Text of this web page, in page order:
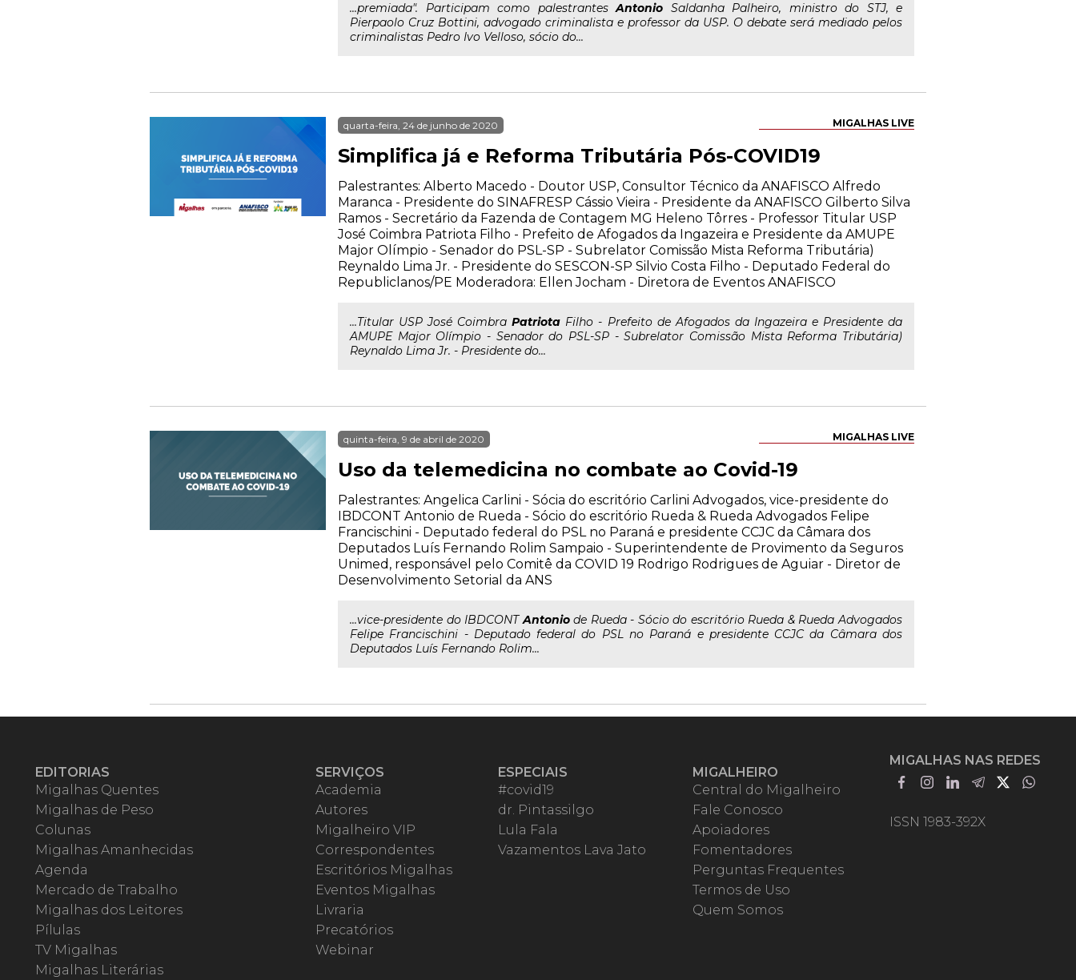
...premiada". Participam como palestrantesAntonio Saldanha Palheiro, ministro do STJ, e
Pierpaolo Cruz Bottini, advogado criminalista e professor da USP. O debate será mediado pelos
criminalistas Pedro Ivo Velloso, sócio do...
MIGALHAS LIVE
quarta-feira, 24 de junho de 2020
Simplifica já e Reforma Tributária Pós-COVID19
Palestrantes: Alberto Macedo - Doutor USP, Consultor Técnico da ANAFISCO Alfredo
Maranca - Presidente do SINAFRESP Cássio Vieira - Presidente da ANAFISCO Gilberto Silva
Ramos - Secretário da Fazenda de Contagem MG Heleno Tôrres - Professor Titular USP
José Coimbra Patriota Filho - Prefeito de Afogados da Ingazeira e Presidente da AMUPE
Major Olímpio - Senador do PSL-SP - Subrelator Comissão Mista Reforma Tributária)
Reynaldo Lima Jr. - Presidente do SESCON-SP Silvio Costa Filho - Deputado Federal do
Republiclanos/PE Moderadora: Ellen Jocham - Diretora de Eventos ANAFISCO
...Titular USP José CoimbraPatriota Filho - Prefeito de Afogados da Ingazeira e Presidente da
AMUPE Major Olímpio - Senador do PSL-SP - Subrelator Comissão Mista Reforma Tributária)
Reynaldo Lima Jr. - Presidente do...
MIGALHAS LIVE
quinta-feira, 9 de abril de 2020
Uso da telemedicina no combate ao Covid-19
Palestrantes: Angelica Carlini - Sócia do escritório Carlini Advogados, vice-presidente do
IBDCONT Antonio de Rueda - Sócio do escritório Rueda & Rueda Advogados Felipe
Francischini - Deputado federal do PSL no Paraná e presidente CCJC da Câmara dos
Deputados Luís Fernando Rolim Sampaio - Superintendente de Provimento da Seguros
Unimed, responsável pelo Comitê da COVID 19 Rodrigo Rodrigues de Aguiar - Diretor de
Desenvolvimento Setorial da ANS
...vice-presidente do IBDCONTAntoniode Rueda - Sócio do escritório Rueda & Rueda Advogados
Felipe Francischini - Deputado federal do PSL no Paraná e presidente CCJC da Câmara dos
Deputados Luís Fernando Rolim...
EDITORIAS
Migalhas Quentes
Migalhas de Peso
Colunas
Migalhas Amanhecidas
Agenda
Mercado de Trabalho
Migalhas dos Leitores
Pílulas
TV Migalhas
Migalhas Literárias
SERVIÇOS
Academia
Autores
Migalheiro VIP
Correspondentes
Escritórios Migalhas
Eventos Migalhas
Livraria
Precatórios
Webinar
ESPECIAIS
#covid19
dr. Pintassilgo
Lula Fala
Vazamentos Lava Jato
MIGALHEIRO
Central do Migalheiro
Fale Conosco
Apoiadores
Fomentadores
Perguntas Frequentes
Termos de Uso
Quem Somos
MIGALHAS NAS REDES
ISSN 1983-392X